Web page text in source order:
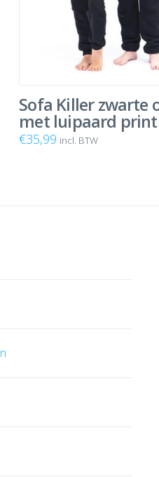
Sofa Killer zwarte
met luipaard
€35,99 incl. BTW